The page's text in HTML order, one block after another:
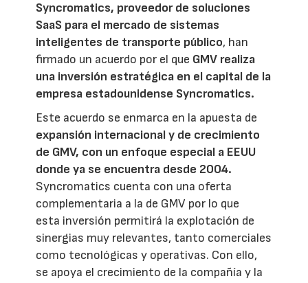
Syncromatics, proveedor de soluciones
SaaS para el mercado de sistemas
inteligentes de transporte público, han
firmado un acuerdo por el que GMV realiza
una inversión estratégica en el capital de la
empresa estadounidense Syncromatics.
Este acuerdo se enmarca en la apuesta de
expansión internacional y de crecimiento
de GMV, con un enfoque especial a EEUU
donde ya se encuentra desde 2004.
Syncromatics cuenta con una oferta
complementaria a la de GMV por lo que
esta inversión permitirá la explotación de
sinergias muy relevantes, tanto comerciales
como tecnológicas y operativas. Con ello,
se apoya el crecimiento de la compañía y la